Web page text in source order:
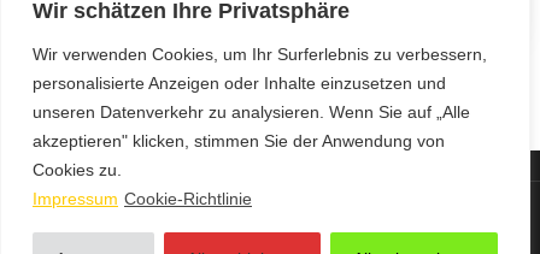
Wir schätzen Ihre Privatsphäre
Wir verwenden Cookies, um Ihr Surferlebnis zu verbessern,
personalisierte Anzeigen oder Inhalte einzusetzen und
unseren Datenverkehr zu analysieren. Wenn Sie auf „Alle
akzeptieren" klicken, stimmen Sie der Anwendung von
Cookies zu.
Impressum Cookie-Richtlinie
123 Auto & Verkehr Info - Proudly Powered by WordPress